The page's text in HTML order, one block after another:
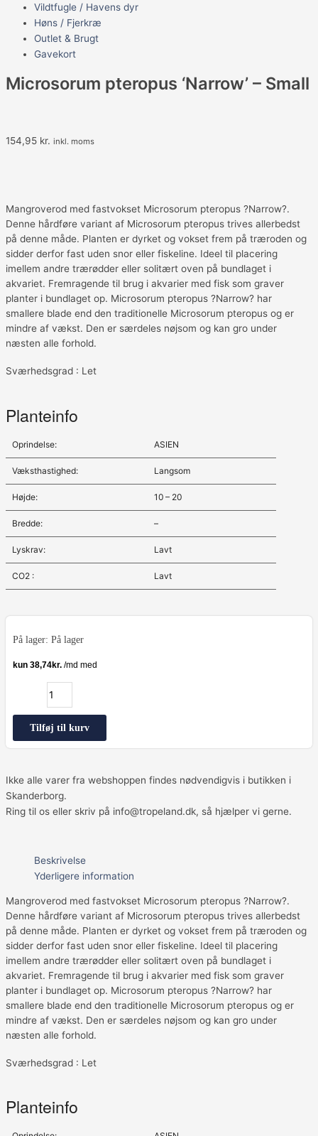
Vildtfugle / Havens dyr
Høns / Fjerkræ
Outlet & Brugt
Gavekort
Microsorum pteropus ‘Narrow’ – Small
154,95 kr. inkl. moms
Mangroverod med fastvokset Microsorum pteropus ?Narrow?.
Denne hårdføre variant af Microsorum pteropus trives allerbedst
på denne måde. Planten er dyrket og vokset frem på træroden og
sidder derfor fast uden snor eller fiskeline. Ideel til placering
imellem andre trærødder eller solitært oven på bundlaget i
akvariet. Fremragende til brug i akvarier med fisk som graver
planter i bundlaget op. Microsorum pteropus ?Narrow? har
smallere blade end den traditionelle Microsorum pteropus og er
mindre af vækst. Den er særdeles nøjsom og kan gro under
næsten alle forhold.
Sværhedsgrad : Let
Planteinfo
Oprindelse: ASIEN
Væksthastighed: Langsom
Højde: 10 – 20
Bredde: –
Lyskrav: Lavt
CO2 : Lavt
På lager: På lager
pteropus
-
Tilføj til kurv
Ikke alle varer fra webshoppen findes nødvendigvis i butikken i
Skanderborg.
Ring til os eller skriv på info@tropeland.dk, så hjælper vi gerne.
Beskrivelse
Yderligere information
Mangroverod med fastvokset Microsorum pteropus ?Narrow?.
Denne hårdføre variant af Microsorum pteropus trives allerbedst
på denne måde. Planten er dyrket og vokset frem på træroden og
sidder derfor fast uden snor eller fiskeline. Ideel til placering
imellem andre trærødder eller solitært oven på bundlaget i
akvariet. Fremragende til brug i akvarier med fisk som graver
planter i bundlaget op. Microsorum pteropus ?Narrow? har
smallere blade end den traditionelle Microsorum pteropus og er
mindre af vækst. Den er særdeles nøjsom og kan gro under
næsten alle forhold.
Sværhedsgrad : Let
Planteinfo